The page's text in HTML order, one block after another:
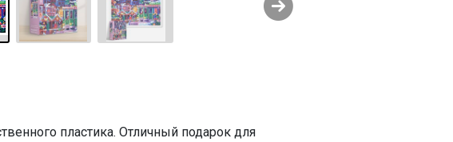
пластика. Отличный подарок для